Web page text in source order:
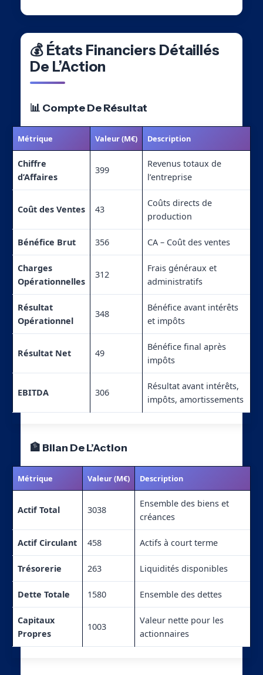
💰 États Financiers Détaillés
De L’Action
📊 Compte De Résultat
Métrique Valeur (M€) Description
Chiffre
d’Affaires
399
Revenus totaux de
l’entreprise
Coût des Ventes 43
Coûts directs de
production
Bénéfice Brut 356 CA – Coût des ventes
Charges
Opérationnelles
312
Frais généraux et
administratifs
Résultat
Opérationnel
348
Bénéfice avant intérêts
et impôts
Résultat Net 49
Bénéfice final après
impôts
EBITDA 306
Résultat avant intérêts,
impôts, amortissements
🏦 Bilan De L’Action
Métrique Valeur (M€) Description
Actif Total 3038
Ensemble des biens et
créances
Actif Circulant 458 Actifs à court terme
Trésorerie 263 Liquidités disponibles
Dette Totale 1580 Ensemble des dettes
Capitaux
Propres
1003
Valeur nette pour les
actionnaires